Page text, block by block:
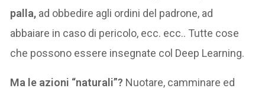
palla, ad obbedire agli ordini del padrone, ad
abbaiare in caso di pericolo, ecc. ecc.. Tutte cose
che possono essere insegnate col Deep Learning.
Ma le azioni “naturali”? Nuotare, camminare ed